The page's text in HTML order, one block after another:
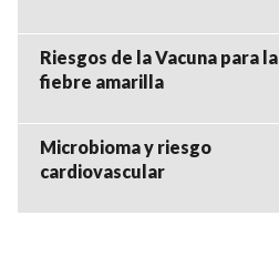
Riesgos de la Vacuna para la
fiebre amarilla
Microbioma y riesgo
cardiovascular